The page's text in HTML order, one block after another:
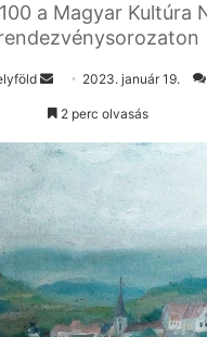
a Magyar Kultúra
Send
an
2023. január 19.
2 perc olvasás